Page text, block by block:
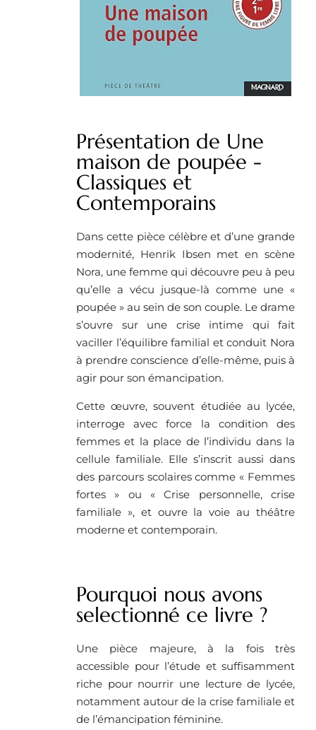
Présentation de Une
maison de poupée -
Classiques et
Contemporains
Dans cette pièce célèbre et d’une grande
modernité, Henrik Ibsen met en scène
Nora, une femme qui découvre peu à peu
qu’elle a vécu jusque-là comme une «
poupée » au sein de son couple. Le drame
s’ouvre sur une crise intime qui fait
vaciller l’équilibre familial et conduit Nora
à prendre conscience d’elle-même, puis à
agir pour son émancipation.
Cette œuvre, souvent étudiée au lycée,
interroge avec force la condition des
femmes et la place de l’individu dans la
cellule familiale. Elle s’inscrit aussi dans
des parcours scolaires comme « Femmes
fortes » ou « Crise personnelle, crise
familiale », et ouvre la voie au théâtre
moderne et contemporain.
Pourquoi nous avons
selectionné ce livre ?
Une pièce majeure, à la fois très
accessible pour l’étude et suffisamment
riche pour nourrir une lecture de lycée,
notamment autour de la crise familiale et
de l’émancipation féminine.